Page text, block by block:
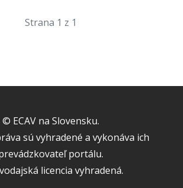
Strana 1 z 1
© ECAV na Slovensku.
sú vyhradené a vykonáva ich
portálu.
licencia vyhradená.